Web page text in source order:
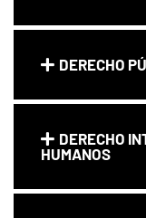
DERECHO
DERECHO
HUMANOS